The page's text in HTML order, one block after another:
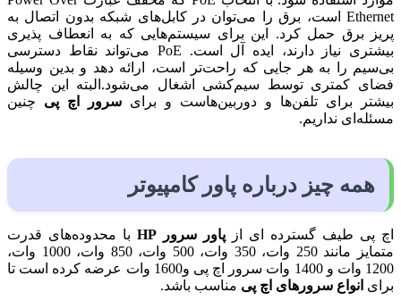
Ethernet است، برق را می‌توان در کابل‌های شبکه بدون اتصال به
پریز برق حمل کرد. این برای سیستم‌هایی که به انعطاف پذیری
بیشتری نیاز دارند، ایده آل است. PoE می‌تواند نقاط دسترسی
بی‌سیم را به هر جایی که راحت‌تر است، ارائه دهد و بدین وسیله
فضای کمتری توسط سیم‌کشی اشغال می‌شود.البته این چالش
بیشتر برای تلفن‌ها و دوربین‌هاست و برای سرور اچ پی چنین
مسئله‌ای نداریم.
همه چیز درباره پاورکامپیوتر
اچ پی طیف گسترده ای از پاور سرور HP
با محدوده‌های قدرت
متمایز مانند 250 وات، 350 وات، 500 وات، 850 وات، 1000 وات،
1200 وات و 1400 وات سرور اچ پی و1600 وات عرضه کرده است تا
برای انواع سرورهای اچ پی مناسب باشد.